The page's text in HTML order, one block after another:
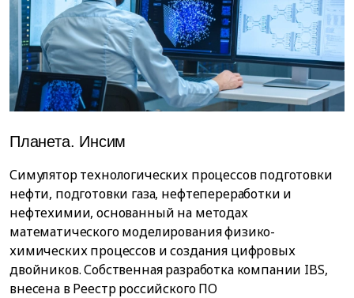
Планета. Инсим
Симулятор технологических процессов подготовки
нефти, подготовки газа, нефтепереработки и
нефтехимии, основанный на методах
математического моделирования физико-
химических процессов и создания цифровых
двойников. Собственная разработка компании IBS,
внесена в Реестр российского ПО